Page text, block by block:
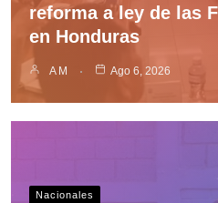
reforma a ley de las
en Honduras
A M Ago 6, 2026
Nacionales